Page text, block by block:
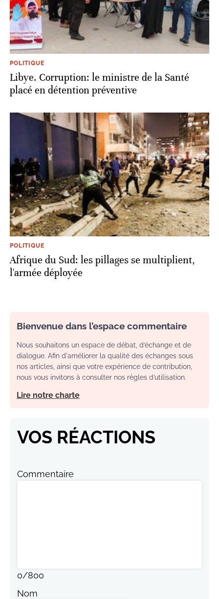
POLITIQUE
Libye. Corruption: le ministre de la Santé
placé en détention préventive
POLITIQUE
Afrique du Sud: les pillages se multiplient,
l'armée déployée
Bienvenue dans l’espace commentaire
Nous souhaitons un espace de débat, d’échange et de
dialogue. Afin d'améliorer la qualité des échanges sous
nos articles, ainsi que votre expérience de contribution,
nous vous invitons à consulter nos règles d’utilisation.
Lire notre charte
VOS RÉACTIONS
Commentaire
0/800
Nom